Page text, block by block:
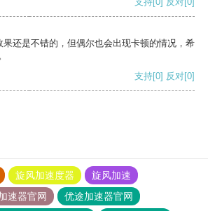
还是不错的，但偶尔也会出现卡顿的情况，希
支持[0] 反对[0]
旋风加速度器
旋风加速
速器官网
优途加速器官网